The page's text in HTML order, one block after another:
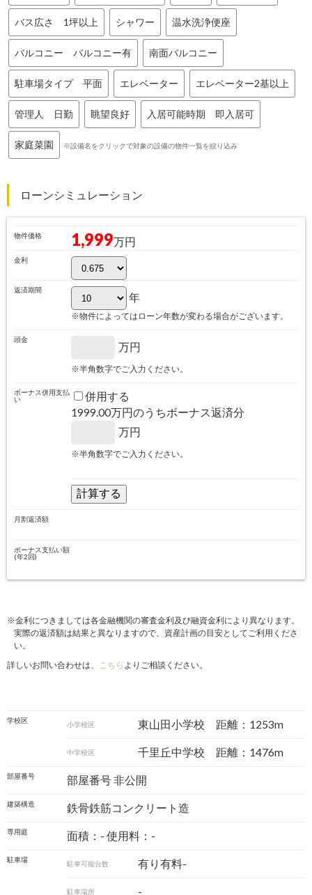
バス広さ 1坪以上 シャワー 温水洗浄便座
バルコニー バルコニー有 南面バルコニー
駐車場タイプ 平面 エレベーター エレベーター2基以上
管理人 日勤 眺望良好 入居可能時期 即入居可
家庭菜園 ※設備名をクリックで対象の設備の物件一覧を絞り込み
ローンシミュレーション
物件価格 1,999万円
金利
返済期間
年
※物件によってはローン年数が変わる場合がございます。
頭金
万円
※半角数字でご入力ください。
ボーナス併用支払
い
併用する
1999.00万円のうちボーナス返済分
万円
※半角数字でご入力ください。
月割返済額
ボーナス支払い額
(年2回)
※金利につきましては各金融機関の審査金利及び融資金利により異なります。
実際の返済額は結果と異なりますので、資産計画の目安としてご利用くださ
い。
詳しいお問い合わせは、 こちら よりご相談ください。
学校区 小学校区 東山田小学校 距離：1253m
中学校区 千里丘中学校 距離：1476m
部屋番号 部屋番号 非公開
建築構造 鉄骨鉄筋コンクリート造
専用庭 面積：- 使用料：-
駐車場 駐車可能台数 有り有料-
駐車場所 -